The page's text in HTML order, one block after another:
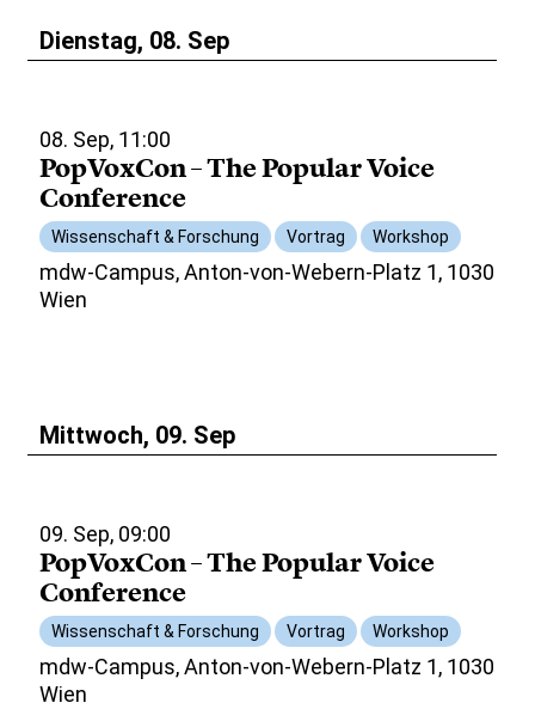
Dienstag, 08. Sep
08. Sep, 11:00
PopVoxCon – The Popular Voice
Conference
Wissenschaft & Forschung Vortrag Workshop
mdw-Campus, Anton-von-Webern-Platz 1, 1030
Wien
Mittwoch, 09. Sep
09. Sep, 09:00
PopVoxCon – The Popular Voice
Conference
Wissenschaft & Forschung Vortrag Workshop
mdw-Campus, Anton-von-Webern-Platz 1, 1030
Wien